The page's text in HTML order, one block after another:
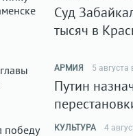
Суд
тысяч в
АРМИЯ 5 августа
Путин
КУЛЬТУРА 4